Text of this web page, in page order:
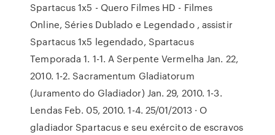
Spartacus 1x5 - Quero Filmes HD - Filmes
Online, Séries Dublado e Legendado , assistir
Spartacus 1x5 legendado, Spartacus
Temporada 1. 1-1. A Serpente Vermelha Jan. 22,
2010. 1-2. Sacramentum Gladiatorum
(Juramento do Gladiador) Jan. 29, 2010. 1-3.
Lendas Feb. 05, 2010. 1-4. 25/01/2013 · O
gladiador Spartacus e seu exército de escravos